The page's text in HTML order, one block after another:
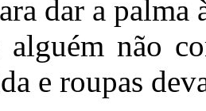
dar a palma
alguém não
e roupas